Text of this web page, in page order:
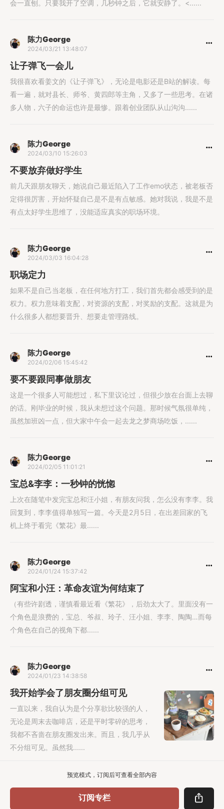
会一直刨。只要我开了空调，几秒钟之后，它就安静了。<......
陈力George
2024/03/21 13:48:07
让子弹飞一会儿
我很喜欢看姜文的《让子弹飞》，无论是电影还是B站的解读。每
看一遍，就对县长、师爷、黄四郎等主角，又多了一些思考。在诸
多人物，六子的命运也许是最惨。跟着创业团队从山沟沟......
陈力George
2024/03/10 15:26:03
不要放弃做好学生
前几天跟朋友聊天，她说自己最近陷入了工作emo状态，被老板否
定得很厉害，开始怀疑自己是不是有点敏感。她对我说，我是不是
有点太好学生思维了，没能适应真实的职场环境。
陈力George
2024/03/03 16:04:28
职场定力
如果不是自己当老板，在任何地方打工，我们首先都会感受到的是
权力。权力意味着支配，对资源的支配，对奖励的支配。这就是为
什么很多人都想要晋升、想要走管理路线。
陈力George
2024/02/06 15:45:42
要不要跟同事做朋友
这是一个很多人可能想过，私下里议论过，但很少放在台面上去聊
的话。刚毕业的时候，我从未想过这个问题。那时候气氛很单纯，
虽然加班凶一点，但大家中午会一起去龙之梦商场吃饭，......
陈力George
2024/02/05 11:01:21
宝总&李李：一秒钟的恍惚
上次在随笔中发完宝总和汪小姐，有朋友问我，怎么没有李李。我
回复到，李李值得单独写一篇。今天是2月5日，在出差回家的飞
机上终于看完《繁花》最......
陈力George
2024/01/24 15:37:42
阿宝和小汪：革命友谊为何结束了
（有些许剧透，谨慎看最近看《繁花》，后劲太大了。里面没有一
个角色是浪费的，宝总、爷叔、玲子、汪小姐、李李、陶陶…而每
个角色在自己的视角下都......
陈力George
2024/01/23 14:38:58
我开始学会了朋友圈分组可见
一直以来，我自认为是个分享欲比较强的人，
无论是周末去咖啡店，还是平时零碎的思考，
我都不吝啬在朋友圈发出来。而且，我几乎从
不分组可见。虽然我......
预览模式，订阅后可查看全部内容
订阅专栏